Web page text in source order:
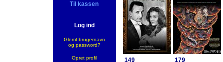
Til kassen
Log ind
Glemt brugernavn
og password?
Opret profil 149
179